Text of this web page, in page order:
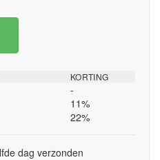
KORTING
-
11%
22%
dag verzonden